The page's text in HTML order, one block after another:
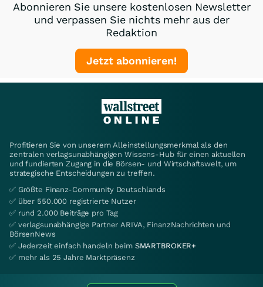
Abonnieren Sie unsere kostenlosen Newsletter
und verpassen Sie nichts mehr aus der
Redaktion
Jetzt abonnieren!
Profitieren Sie von unserem Alleinstellungsmerkmal als den
zentralen verlagsunabhängigen Wissens-Hub für einen aktuellen
und fundierten Zugang in die Börsen- und Wirtschaftswelt, um
strategische Entscheidungen zu treffen.
✅ Größte Finanz-Community Deutschlands
✅ über 550.000 registrierte Nutzer
✅ rund 2.000 Beiträge pro Tag
✅ verlagsunabhängige Partner ARIVA, FinanzNachrichten und
BörsenNews
✅ Jederzeit einfach handeln beim SMARTBROKER+
✅ mehr als 25 Jahre Marktpräsenz